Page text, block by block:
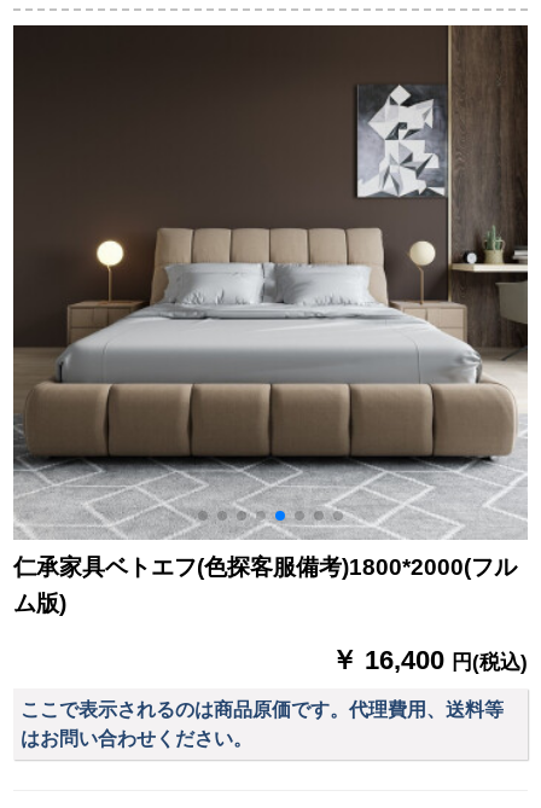
トの木纯木ダンベル
寝室ベド北欧风ベド
1800*2000
仁承家具ベトエフ(色探客服備考)1800*2000(フル
ム版)
￥ 16,400 円(税込)
ここで表示されるのは商品原価です。代理費用、送料等
はお問い合わせください。